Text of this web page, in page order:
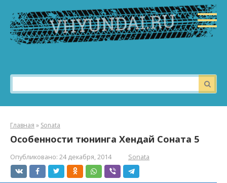
контенту
Поиск:
Главная » Sonata
Особенности тюнинга Хендай Соната 5
Опубликовано: 24 декабря, 2014 Sonata